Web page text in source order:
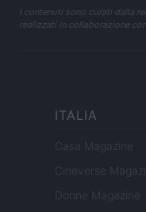
I contenuti sono curati dalla
realizzati in collaborazione
ITALIA
Casa Magazine
Cineverse
Donne Magazine